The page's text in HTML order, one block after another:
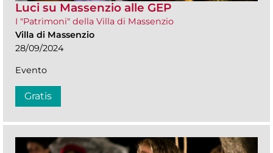
Luci su Massenzio alle GEP
I "Patrimoni" della Villa di Massenzio
Villa di Massenzio
28/09/2024
Evento
Gratis